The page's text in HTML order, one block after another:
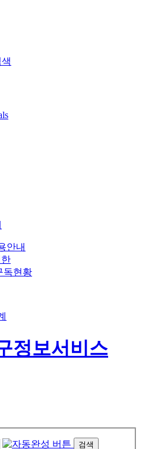
안내
독현황
검색